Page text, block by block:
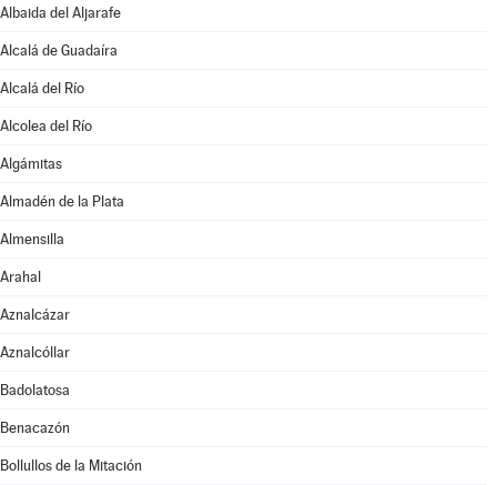
Albaida del Aljarafe
Alcalá de Guadaíra
Alcalá del Río
Alcolea del Río
Algámitas
Almadén de la Plata
Almensilla
Arahal
Aznalcázar
Aznalcóllar
Badolatosa
Benacazón
Bollullos de la Mitación